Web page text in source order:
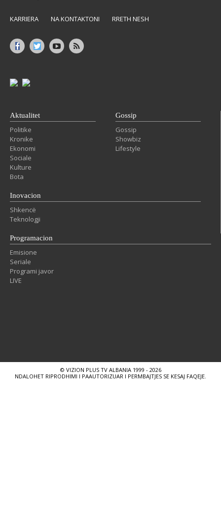
KARRIERA NA KONTAKTONI RRETH NESH
Aktualitet
Politike
Kronike
Ekonomi
Sociale
Kulture
Bota
Gossip
Gossip
Showbiz
Lifestyle
Inovacion
Shkencë
Teknologji
Programacion
Emisione
Seriale
Programi javor
LIVE
© VIZION PLUS TV ALBANIA 1999 - 2026
NDALOHET RIPRODHIMI I PAAUTORIZUAR I PERMBAJTJES SE KESAJ FAQEJE.